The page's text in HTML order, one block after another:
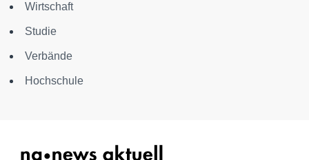
Wirtschaft
Studie
Verbände
Hochschule